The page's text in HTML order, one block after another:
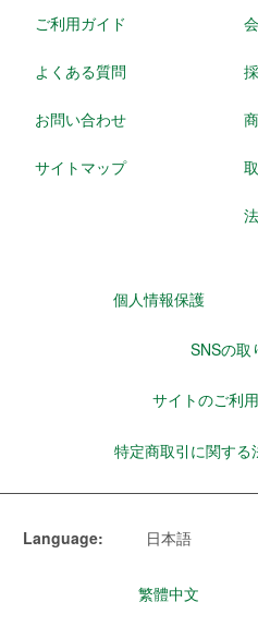
ご利用ガイド
よくある質問
お問い合わせ
サイトマップ
個人情報保護
SNSの取
サイトのご利
特定商取引に関する
Language: 日本語
繁體中文